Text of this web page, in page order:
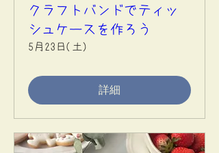
クラフトバンドでティッ
シュケースを作ろう
5月23日(土)
詳細